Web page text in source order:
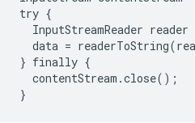
try {
InputStreamReader
data =
} finally {
  contentStream.close();